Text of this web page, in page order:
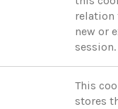
relation
new or
session.
This
stores